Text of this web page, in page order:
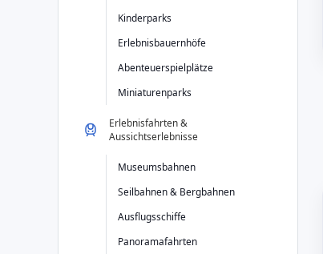
Kinderparks
Erlebnisbauernhöfe
Abenteuerspielplätze
Miniaturenparks
Erlebnisfahrten &
Aussichtserlebnisse
Museumsbahnen
Seilbahnen & Bergbahnen
Ausflugsschiffe
Panoramafahrten